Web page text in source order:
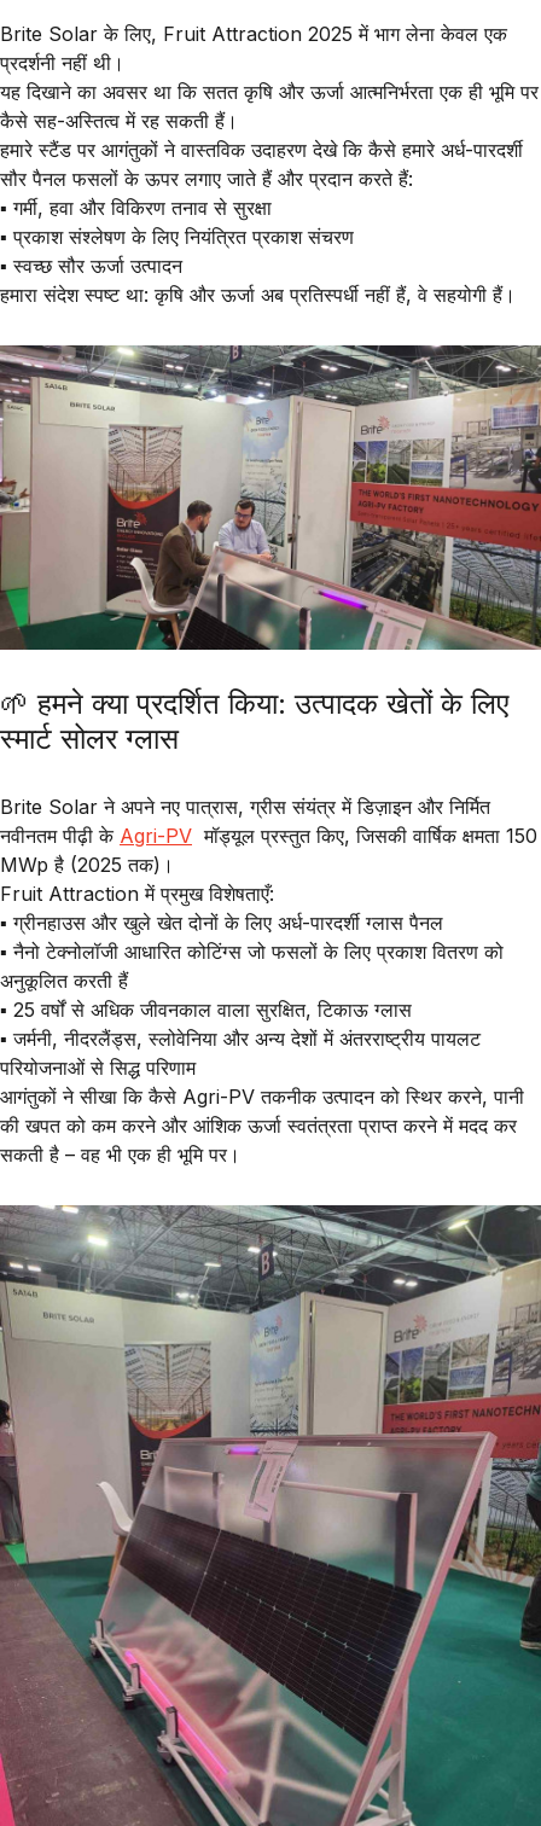
Brite Solar के लिए, Fruit Attraction 2025 में भाग लेना केवल एक
प्रदर्शनी नहीं थी।
यह दिखाने का अवसर था किसतत कृषि औरऊर्जा आत्मनिर्भरता एक ही भूमि पर
कैसे सह-अस्तित्व में रह सकती हैं।
हमारे स्टैंड पर आगंतुकों ने वास्तविक उदाहरण देखे कि कैसे हमारे अर्ध-पारदर्शी
सौर पैनल फसलों के ऊपर लगाए जाते हैं और प्रदान करते हैं:
▪️ गर्मी, हवा और विकिरण तनाव से सुरक्षा
▪️ प्रकाश संश्लेषण के लिए नियंत्रित प्रकाश संचरण
▪️ स्वच्छ सौर ऊर्जा उत्पादन
हमारा संदेश स्पष्ट था:कृषि और ऊर्जा अब प्रतिस्पर्धी नहीं हैं, वे सहयोगी हैं।
🌱 हमने क्या प्रदर्शित किया: उत्पादक खेतों के लिए
स्मार्ट सोलर ग्लास
Brite Solar ने अपने नएपात्रास, ग्रीस संयंत्र में डिज़ाइन और निर्मित
नवीनतम पीढ़ी के Agri-PV मॉड्यूल प्रस्तुत किए, जिसकी वार्षिक क्षमता 150
MWp है (2025 तक)।
Fruit Attraction में प्रमुख विशेषताएँ:
▪️ ग्रीनहाउस और खुले खेत दोनों के लिए अर्ध-पारदर्शी ग्लास पैनल
▪️ नैनो टेक्नोलॉजी आधारित कोटिंग्स जो फसलों के लिए प्रकाश वितरण को
अनुकूलित करती हैं
▪️ 25 वर्षों से अधिक जीवनकाल वाला सुरक्षित, टिकाऊ ग्लास
▪️ जर्मनी, नीदरलैंड्स, स्लोवेनिया और अन्य देशों में अंतरराष्ट्रीय पायलट
परियोजनाओं से सिद्ध परिणाम
आगंतुकों ने सीखा कि कैसे Agri-PV तकनीक उत्पादन को स्थिर करने, पानी
की खपत को कम करने और आंशिक ऊर्जा स्वतंत्रता प्राप्त करने में मदद कर
सकती है – वह भी एक ही भूमि पर।